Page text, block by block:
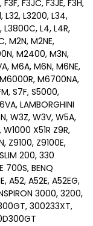
F3JC, F3JE, F3H,
L32, L3200, L34,
L4, L4R,
M2N, M2NE,
M2400, M3N,
M6A, M6N, M6NE,
M6700NA,
S7F, S5000,
LAMBORGHINI
W3Z, W3V, W5A,
X51R Z9R,
Z9100, Z9100E,
200, 330
700S, BENQ
A52, A52E, A52EG,
3000, 3200,
300233XT,